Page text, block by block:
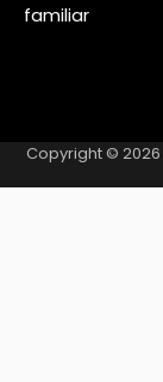
familiar
Copyright © 2026